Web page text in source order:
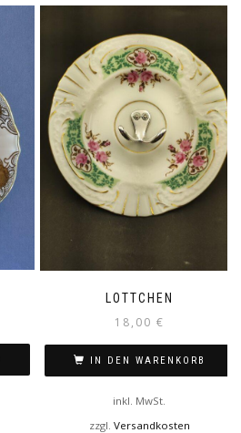
LOTTCHEN
18,00 €
IN DEN WARENKORB
inkl. MwSt.
zzgl. Versandkosten